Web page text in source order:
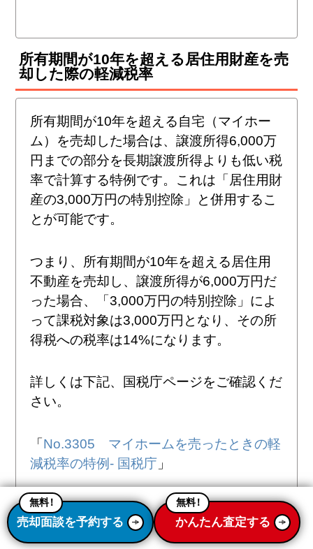
所有期間が10年を超える居住用財産を売
却した際の軽減税率
所有期間が10年を超える自宅（マイホー
ム）を売却した場合は、譲渡所得6,000万
円までの部分を長期譲渡所得よりも低い税
率で計算する特例です。これは「居住用財
産の3,000万円の特別控除」と併用するこ
とが可能です。
つまり、所有期間が10年を超える居住用
不動産を売却し、譲渡所得が6,000万円だ
った場合、「3,000万円の特別控除」によ
って課税対象は3,000万円となり、その所
得税への税率は14%になります。
詳しくは下記、国税庁ページをご確認くだ
さい。
「 No.3305 マイホームを売ったときの軽
減税率の特例- 国税庁」
そのほかにも、買換え・交換の特例として、マ
イホームを売った年の前年から翌年までの3年
無料！
売却面談を予約する
無料！
かんたん査定する